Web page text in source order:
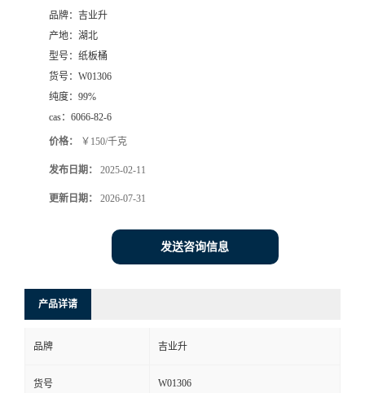
品牌： 吉业升
产地： 湖北
型号： 纸板桶
货号： W01306
纯度： 99%
cas： 6066-82-6
价格： ￥150/千克
发布日期： 2025-02-11
更新日期： 2026-07-31
发送咨询信息
产品详请
品牌 吉业升
货号 W01306